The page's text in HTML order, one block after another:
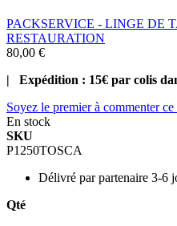
PACKSERVICE - LINGE DE
RESTAURATION
80,00 €
| Expédition : 15€ par colis
Soyez le premier à commenter
En stock
SKU
P1250TOSCA
Délivré par partenaire 3-6
Qté